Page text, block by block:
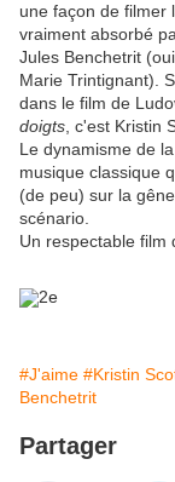
une façon de filmer
vraiment absorbé
Jules Benchetrit
Marie Trintignant).
dans le film de
doigts , c'est Kristin
Le dynamisme de
musique classique
(de peu) sur la
scénario.
Un respectable film
#J'aime #Kristin
Benchetrit
Partager